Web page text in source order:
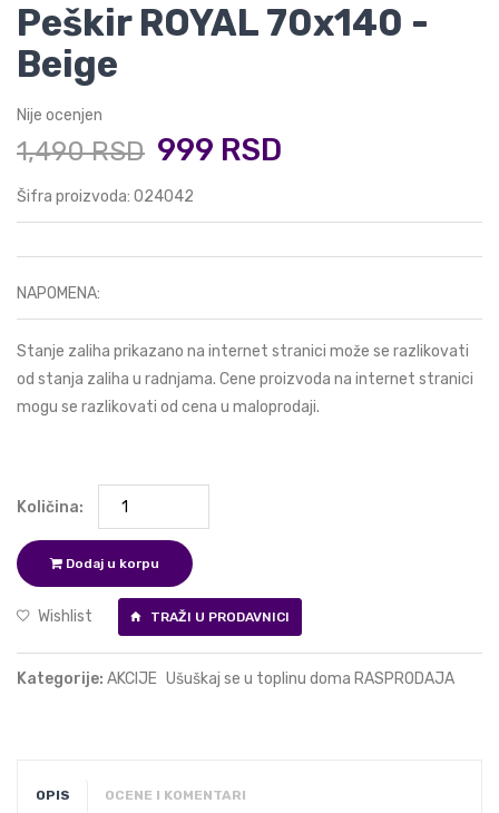
Peškir ROYAL 70x140 -
Beige
Nije ocenjen
1,490 RSD 999 RSD
Šifra proizvoda: 024042
NAPOMENA:
Stanje zaliha prikazano na internet stranici može se razlikovati
od stanja zaliha u radnjama. Cene proizvoda na internet stranici
mogu se razlikovati od cena u maloprodaji.
Količina:
Dodaj u korpu
Wishlist TRAŽI U PRODAVNICI
Kategorije: AKCIJE Ušuškaj se u toplinu doma RASPRODAJA
OPIS OCENE I KOMENTARI